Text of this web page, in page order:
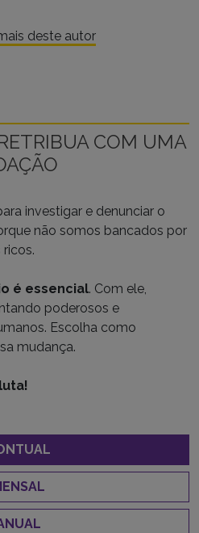
deste autor
COM UMA
investigar e denunciar o
não somos bancados por
é essencial. Com ele,
poderosos e
Escolha como
mudança.